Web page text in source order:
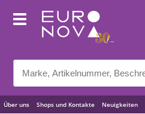
Über uns Shops und Kontakte Neuigkeiten